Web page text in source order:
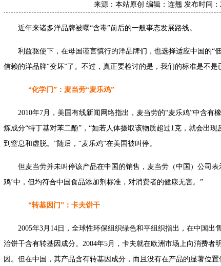
来源：本站原创 编辑：连翘 发布时间：
近年来诸多洋品牌被曝“含毒”前后的一般事态发展路线。
利益驱使下，在母国谨言慎行的洋品牌们，也选择适应中国的“
信赖的洋品牌“变坏”了。不过，真正要检讨的是，我们的标准是不是
“化学门”：麦当劳“麦乐鸡”
2010年7月，美国有线新闻网络指出，麦当劳的“麦乐鸡”中含有
炼成分“特丁基对苯二酚”，“如若人体摄取该物质超过1克，就会出
到窒息和虚脱。”随后，“麦乐鸡”在美国被叫停。
但麦当劳并未叫停该产品在中国的销售，麦当劳（中国）公司
鸡’中，但均符合中国食品添加剂标准，对消费者的健康无害。”
“转基因门”：卡夫饼干
2005年3月14日，全球性环保组织绿色和平组织指出，在中国出
治饼干含有转基因成分。2004年5月，卡夫就在欧洲市场上向消费者
因。但在中国，其产品含有转基因成分，而且没有在产品的显著位置